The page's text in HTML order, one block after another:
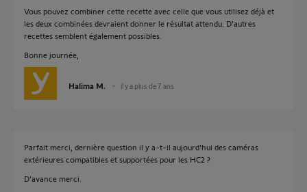
Vous pouvez combiner cette recette avec celle que vous utilisez déjà et
les deux combinées devraient donner le résultat attendu. D'autres
recettes semblent également possibles.
Bonne journée,
Halima M. il y a plus de 7 ans
Parfait merci, dernière question il y a-t-il aujourd'hui des caméras
extérieures compatibles et supportées pour les HC2 ?
D'avance merci.